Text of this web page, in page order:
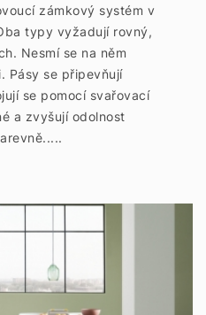
zámkový systém v
typy vyžadují rovný,
Nesmí se na něm
Pásy se připevňují
se pomocí svařovací
a zvyšují odolnost